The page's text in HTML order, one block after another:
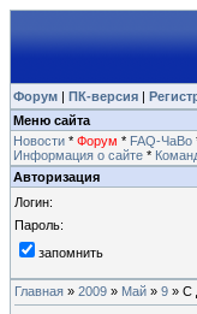
Форум | ПК-версия |
Меню сайта
Новости * Форум * FAQ-ЧаВо
Информация о сайте *
Авторизация
Логин:
Пароль:
запомнить
Главная » 2009 » Май » 9 » С